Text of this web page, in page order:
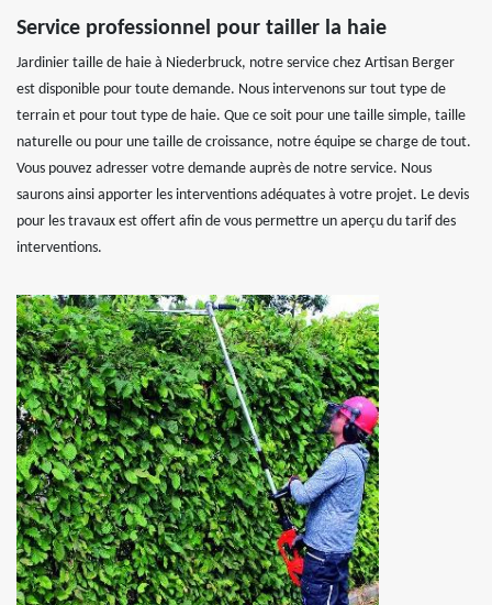
Service professionnel pour tailler la haie
Jardinier taille de haie à Niederbruck, notre service chez Artisan Berger
est disponible pour toute demande. Nous intervenons sur tout type de
terrain et pour tout type de haie. Que ce soit pour une taille simple, taille
naturelle ou pour une taille de croissance, notre équipe se charge de tout.
Vous pouvez adresser votre demande auprès de notre service. Nous
saurons ainsi apporter les interventions adéquates à votre projet. Le devis
pour les travaux est offert afin de vous permettre un aperçu du tarif des
interventions.